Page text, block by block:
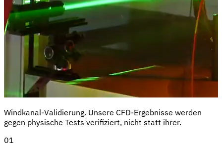
Windkanal-Validierung. Unsere CFD-Ergebnisse werden
gegen physische Tests verifiziert, nicht statt ihrer.
01